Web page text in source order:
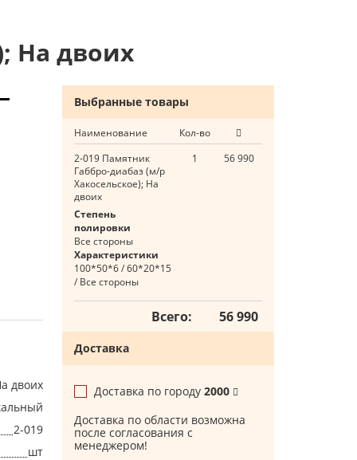
На двоих
двоих
2-019
шт
Выбранные товары
Наименование
Кол-во
2-019 Памятник
Габбро-диабаз (м/р
Хакосельское); На
двоих
1 56 990
Степень
полировки
Все стороны
Характеристики
100*50*6 / 60*20*15
/ Все стороны
Всего: 56 990
Доставка
Доставка по городу 2000
Доставка по области возможна
после согласования с
менеджером!